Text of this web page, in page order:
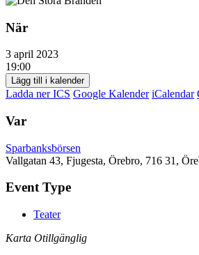
När
3 april 2023
19:00
Lägg till i kalender
Ladda ner ICS Google Kalender iCalendar
Var
Sparbanksbörsen
Vallgatan 43, Fjugesta, Örebro, 716 31,
Event Type
Teater
Karta Otillgänglig